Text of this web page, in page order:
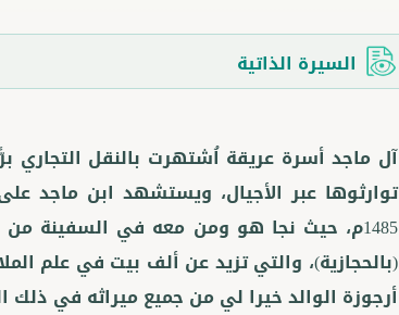
السيرة الذاتية
آل ماجد أسرة عريقة اُشتهرت بالنقل التجاري
1485م، حيث نجا هو ومن معه في السفينة
(بالحجازية)، والتي تزيد عن ألف بيت في علم